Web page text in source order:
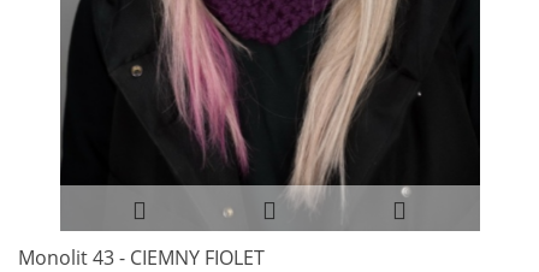
Monolit 43 - CIEMNY FIOLET